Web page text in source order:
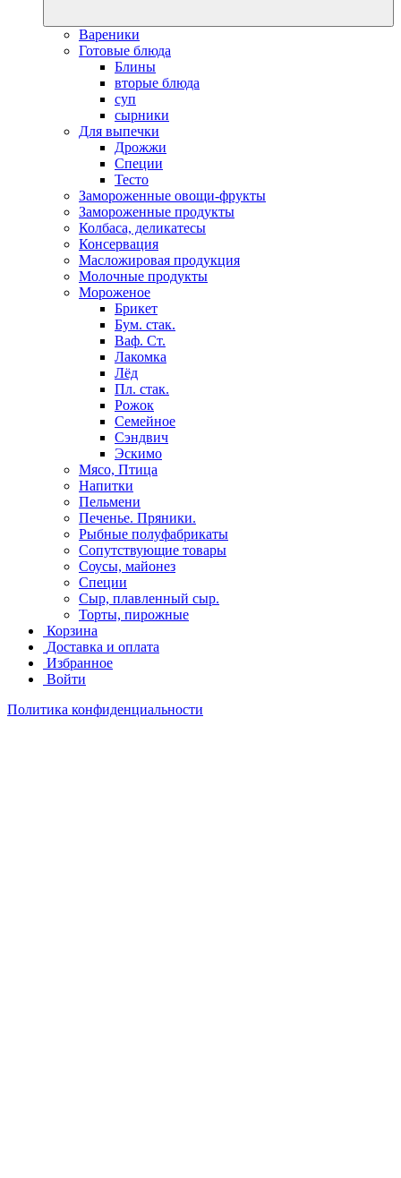
Вареники
Готовые блюда
Блины
вторые блюда
суп
сырники
Для выпечки
Дрожжи
Специи
Тесто
Замороженные овощи-фрукты
Замороженные продукты
Колбаса, деликатесы
Консервация
Масложировая продукция
Молочные продукты
Мороженое
Брикет
Бум. стак.
Ваф. Ст.
Лакомка
Лёд
Пл. стак.
Рожок
Семейное
Сэндвич
Эскимо
Мясо, Птица
Напитки
Пельмени
Печенье. Пряники.
Рыбные полуфабрикаты
Сопутствующие товары
Соусы, майонез
Специи
Сыр, плавленный сыр.
Торты, пирожные
Корзина
Доставка и оплата
Избранное
Войти
Политика конфиденциальности